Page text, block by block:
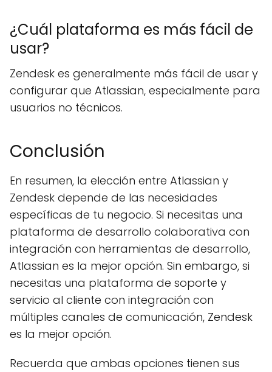
¿Cuál plataforma es más fácil de
usar?
Zendesk es generalmente más fácil de usar y
configurar que Atlassian, especialmente para
usuarios no técnicos.
Conclusión
En resumen, la elección entre Atlassian y
Zendesk depende de las necesidades
específicas de tu negocio. Si necesitas una
plataforma de desarrollo colaborativa con
integración con herramientas de desarrollo,
Atlassian es la mejor opción. Sin embargo, si
necesitas una plataforma de soporte y
servicio al cliente con integración con
múltiples canales de comunicación, Zendesk
es la mejor opción.
Recuerda que ambas opciones tienen sus